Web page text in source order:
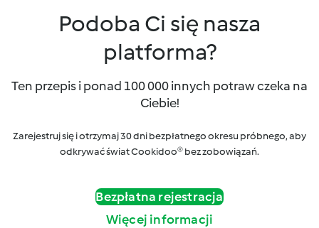
Podoba Ci się nasza
platforma?
Ten przepis i ponad 100 000 innych potraw czeka na
Ciebie!
Zarejestruj się i otrzymaj 30 dni bezpłatnego okresu próbnego, aby
odkrywać świat Cookidoo® bez zobowiązań.
Bezpłatna rejestracja
Więcej informacji